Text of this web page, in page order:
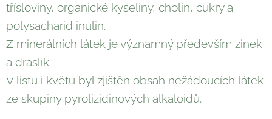
třísloviny, organické kyseliny, cholin, cukry a
polysacharid inulin.
Z minerálních látek je významný především zinek
a draslík.
V listu i květu byl zjištěn obsah nežádoucích látek
ze skupiny pyrolizidinových alkaloidů.